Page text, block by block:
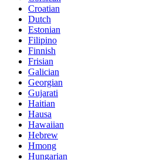
Croatian
Dutch
Estonian
Filipino
Finnish
Frisian
Galician
Georgian
Gujarati
Haitian
Hausa
Hawaiian
Hebrew
Hmong
Hungarian